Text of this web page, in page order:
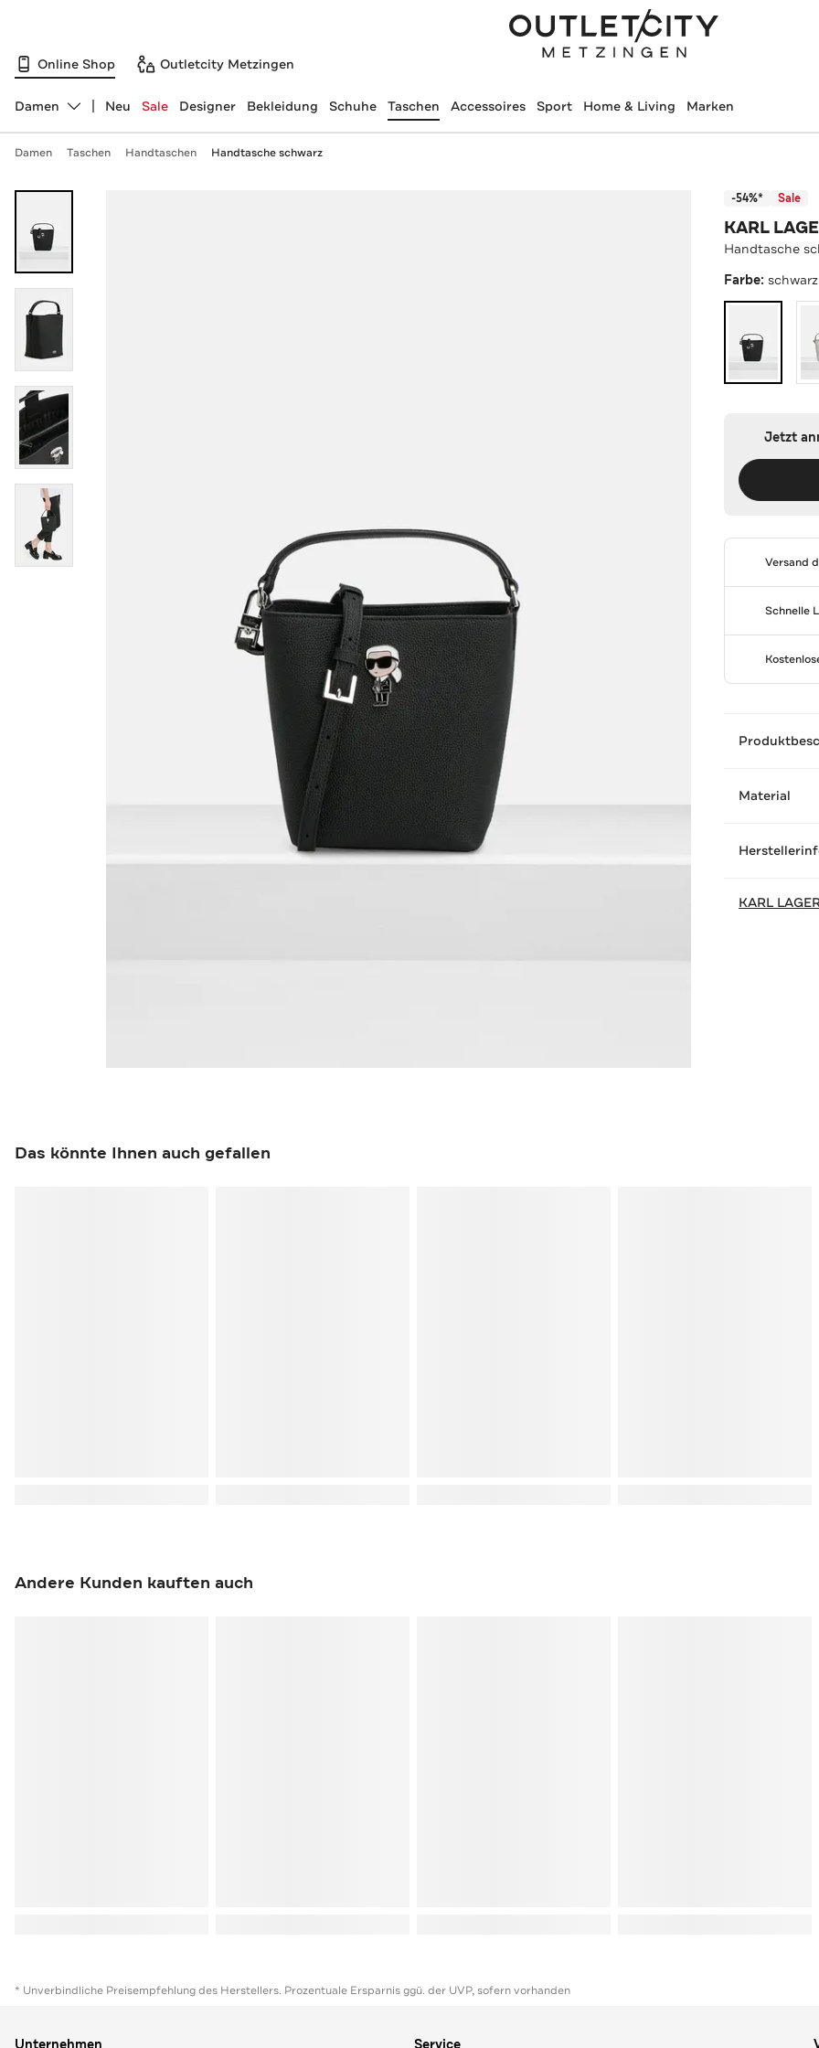
Online Shop Outletcity Metzingen
Abteilung ändern, ausgewählt:
Damen Neu Sale Designer Bekleidung Schuhe Taschen Accessoires Sport Home & Living Marken
Damen Taschen Handtaschen Handtasche schwarz
-54%* Sale
KARL
Handtasche
Farbe: schwarz
Jetzt
Versand
Schnelle
Material
KARL
Das könnte Ihnen auch gefallen
Andere Kunden kauften auch
* Unverbindliche Preisempfehlung des Herstellers. Prozentuale Ersparnis ggü. der UVP, sofern vorhanden